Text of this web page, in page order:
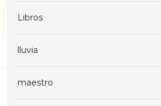
Libros
lluvia
maestro